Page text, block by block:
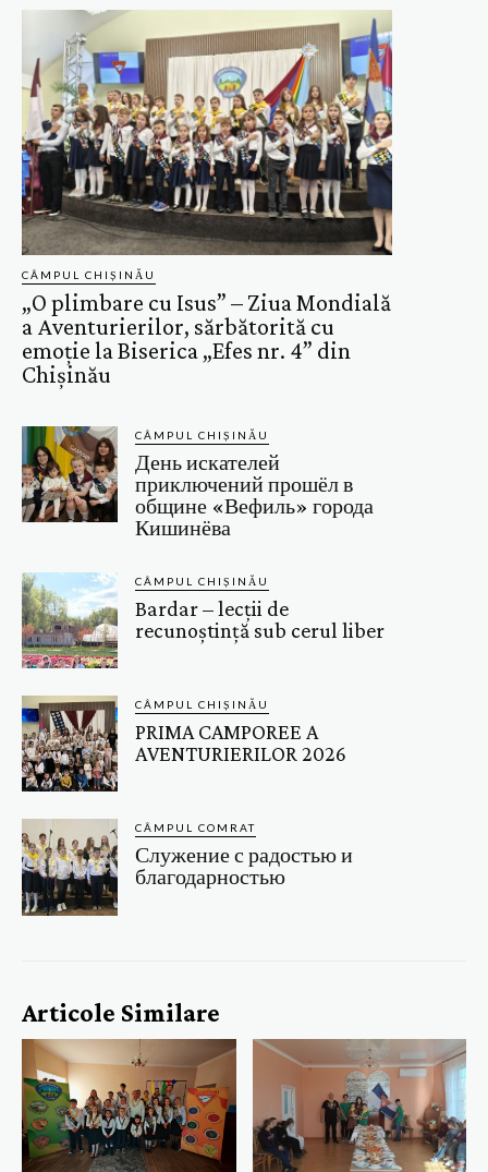
CÂMPUL CHIȘINĂU
„O plimbare cu Isus” – Ziua Mondială
a Aventurierilor, sărbătorită cu
emoție la Biserica „Efes nr. 4” din
Chișinău
CÂMPUL CHIȘINĂU
День искателей
приключений прошёл в
общине «Вефиль» города
Кишинёва
CÂMPUL CHIȘINĂU
Bardar – lecții de
recunoștință sub cerul liber
CÂMPUL CHIȘINĂU
PRIMA CAMPOREE A
AVENTURIERILOR 2026
CÂMPUL COMRAT
Служение с радостью и
благодарностью
Articole Similare